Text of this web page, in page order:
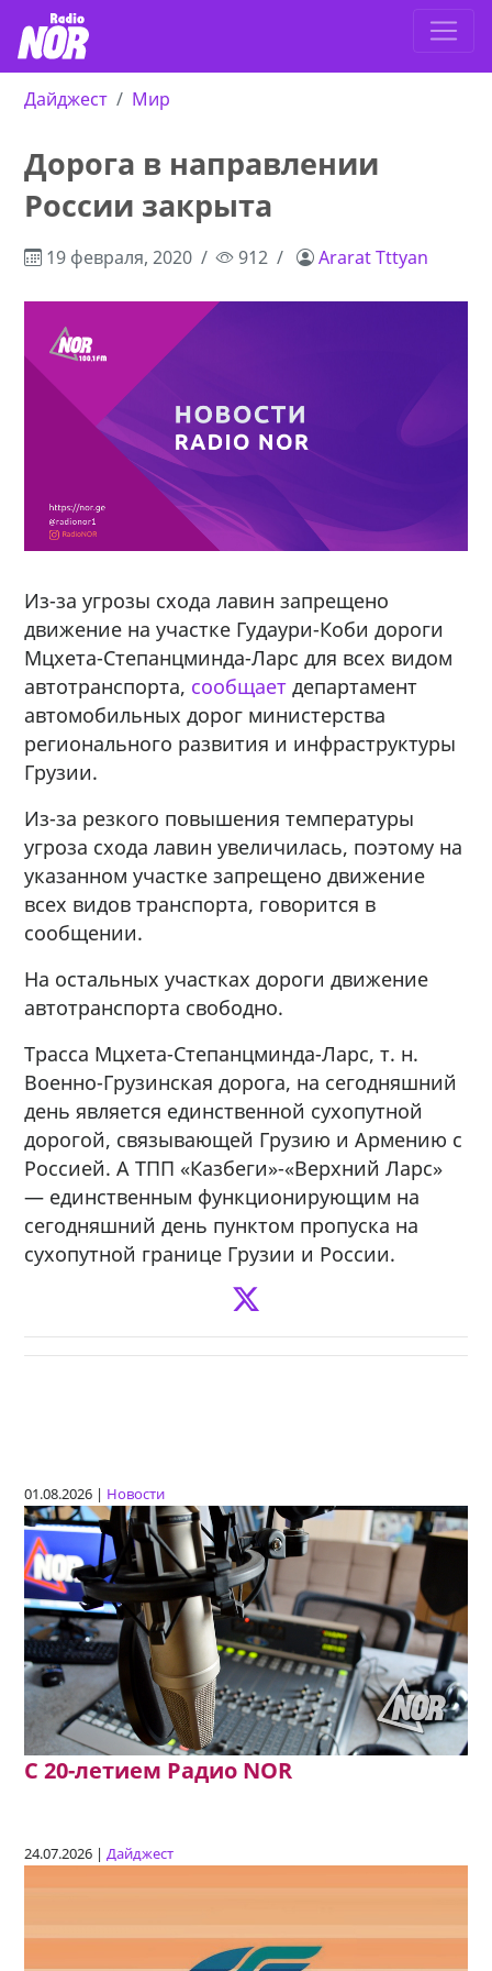
Дайджест Мир
Дорога в направлении
России закрыта
19 февраля, 2020 912 Ararat Tttyan
Из-за угрозы схода лавин запрещено
движение на участке Гудаури-Коби дороги
Мцхета-Степанцминда-Ларс для всех видом
автотранспорта, сообщает департамент
автомобильных дорог министерства
регионального развития и инфраструктуры
Грузии.
Из-за резкого повышения температуры
угроза схода лавин увеличилась, поэтому на
указанном участке запрещено движение
всех видов транспорта, говорится в
сообщении.
На остальных участках дороги движение
автотранспорта свободно.
Трасса Мцхета-Степанцминда-Ларс, т. н.
Военно-Грузинская дорога, на сегодняшний
день является единственной сухопутной
дорогой, связывающей Грузию и Армению с
Россией. А ТПП «Казбеги»-«Верхний Ларс»
— единственным функционирующим на
сегодняшний день пунктом пропуска на
сухопутной границе Грузии и России.
01.08.2026 | Новости
C 20-летием Радио NOR
24.07.2026 |Дайджест